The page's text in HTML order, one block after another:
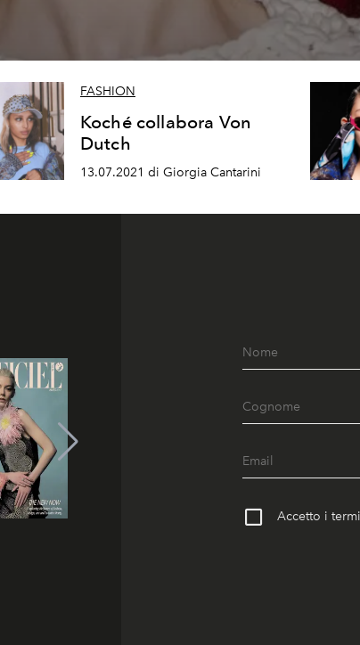
FASHION
Koché collabora Von
Dutch
13.07.2021 di Giorgia Cantarini
Accetto i